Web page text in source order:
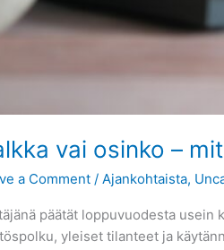
vai osinko –
a Comment / Ajankohtaista,
päätät loppuvuodesta usein
yleiset tilanteet ja